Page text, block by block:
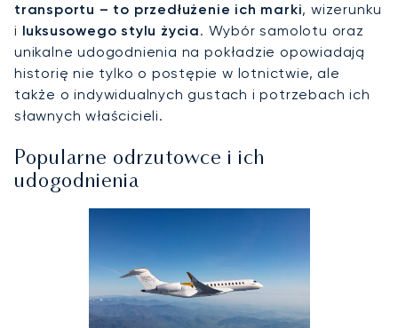
transportu – to przedłużenie ich marki, wizerunku
i luksusowego stylu życia. Wybór samolotu oraz
unikalne udogodnienia na pokładzie opowiadają
historię nie tylko o postępie w lotnictwie, ale
także o indywidualnych gustach i potrzebach ich
sławnych właścicieli.
Popularne odrzutowce i ich
udogodnienia